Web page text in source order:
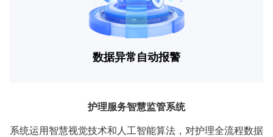
数据异常自动报警
护理服务智慧监管系统
系统运用智慧视觉技术和人工智能算法，对护理全流程数据